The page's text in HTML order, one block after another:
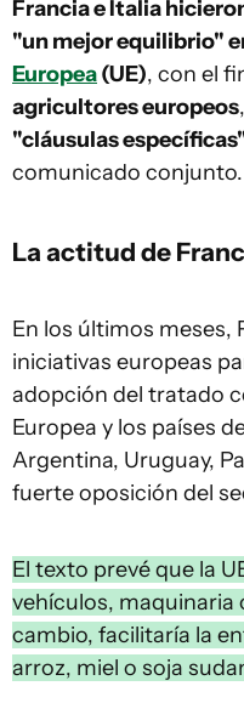
Francia e Italia
"un mejor equilibrio"
Europea(UE), con el
agricultores europeos
"cláusulas
comunicado conjunto.
La actitud de
En los últimos meses,
iniciativas europeas
adopción del tratado
Europea y los países
Argentina, Uruguay,
fuerte oposición del
El texto prevé que la
vehículos, maquinaria
cambio, facilitaría la
arroz, miel o soja